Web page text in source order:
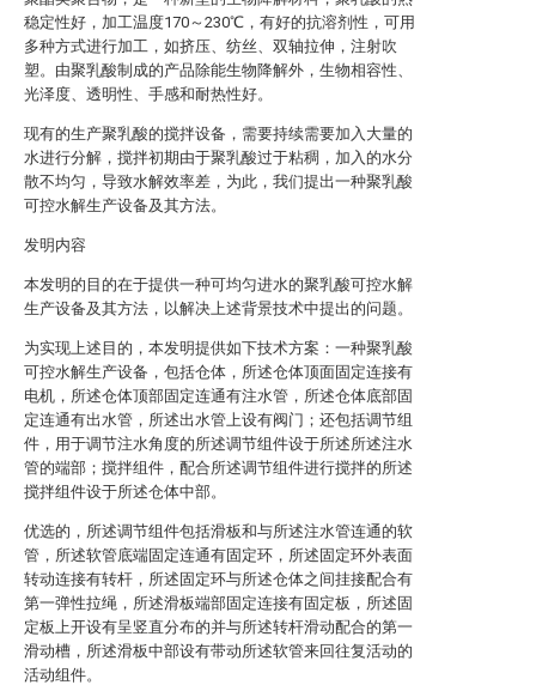
稳定性好，加工温度170～230℃，有好的抗溶剂性，可用
多种方式进行加工，如挤压、纺丝、双轴拉伸，注射吹
塑。由聚乳酸制成的产品除能生物降解外，生物相容性、
光泽度、透明性、手感和耐热性好。
现有的生产聚乳酸的搅拌设备，需要持续需要加入大量的
水进行分解，搅拌初期由于聚乳酸过于粘稠，加入的水分
散不均匀，导致水解效率差，为此，我们提出一种聚乳酸
可控水解生产设备及其方法。
发明内容
本发明的目的在于提供一种可均匀进水的聚乳酸可控水解
生产设备及其方法，以解决上述背景技术中提出的问题。
为实现上述目的，本发明提供如下技术方案：一种聚乳酸
可控水解生产设备，包括仓体，所述仓体顶面固定连接有
电机，所述仓体顶部固定连通有注水管，所述仓体底部固
定连通有出水管，所述出水管上设有阀门；还包括调节组
件，用于调节注水角度的所述调节组件设于所述所述注水
管的端部；搅拌组件，配合所述调节组件进行搅拌的所述
搅拌组件设于所述仓体中部。
优选的，所述调节组件包括滑板和与所述注水管连通的软
管，所述软管底端固定连通有固定环，所述固定环外表面
转动连接有转杆，所述固定环与所述仓体之间挂接配合有
第一弹性拉绳，所述滑板端部固定连接有固定板，所述固
定板上开设有呈竖直分布的并与所述转杆滑动配合的第一
滑动槽，所述滑板中部设有带动所述软管来回往复活动的
活动组件。